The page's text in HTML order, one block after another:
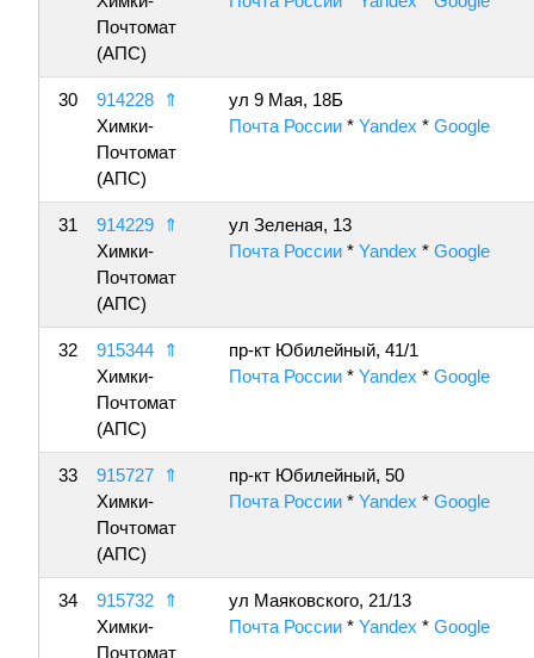
Почтомат
(АПС)
30 914228
⇑
Химки-
Почтомат
(АПС)
ул 9 Мая, 18Б
Почта России * Yandex * Google
31 914229
⇑
Химки-
Почтомат
(АПС)
ул Зеленая, 13
Почта России * Yandex * Google
32 915344
⇑
Химки-
Почтомат
(АПС)
пр-кт Юбилейный, 41/1
Почта России * Yandex * Google
33 915727
⇑
Химки-
Почтомат
(АПС)
пр-кт Юбилейный, 50
Почта России * Yandex * Google
34 915732
⇑
Химки-
Почтомат
ул Маяковского, 21/13
Почта России * Yandex * Google